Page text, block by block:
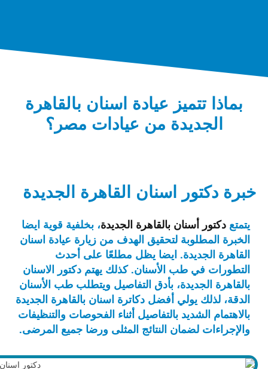
بماذا تتميز عيادة اسنان بالقاهرة
الجديدة من عيادات مصر؟
خبرة دكتور اسنان القاهرة الجديدة
يتمتع دكتور أسنان بالقاهرة الجديدة، بخلفية قوية ايضا
الخبرة المطلوبة لتحقيق الهدف من زيارة عيادة اسنان
القاهرة الجديدة. ايضا يظل مطلعًا على أحدث
التطورات في طب الأسنان. كذلك يهتم دكتور الاسنان
بالقاهرة الجديدة، بأدق التفاصيل ويتطلب طب الأسنان
الدقة، لذلك يولي أفضل دكاترة اسنان بالقاهرة الجديدة
بالاهتمام الشديد بالتفاصيل أثناء الفحوصات والتنظيفات
والإجراءات لضمان النتائج المثلى ورضا جميع المرضى.